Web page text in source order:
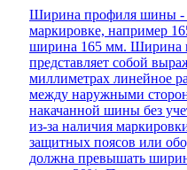
Ширина профиля шины -
маркировке, например
ширина 165 мм. Ширина
представляет собой
миллиметрах линейное
между наружными
накачанной шины без
из-за наличия
защитных поясов или
должна превышать